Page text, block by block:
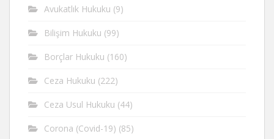
Avukatlık Hukuku (9)
Bilişim Hukuku (99)
Borçlar Hukuku (160)
Ceza Hukuku (222)
Ceza Usul Hukuku (44)
Corona (Covid-19) (85)